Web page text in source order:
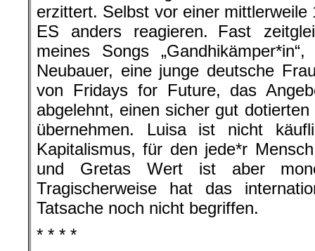
erzittert. Selbst vor einer
ES anders reagieren. Fast
meines Songs
Neubauer, eine junge deutsche
von Fridays for Future, das
abgelehnt, einen sicher gut
übernehmen. Luisa ist nicht
Kapitalismus, für den jede*r
und Gretas Wert ist aber
Tragischerweise hat das
Tatsache noch nicht begriffen.
* * * *